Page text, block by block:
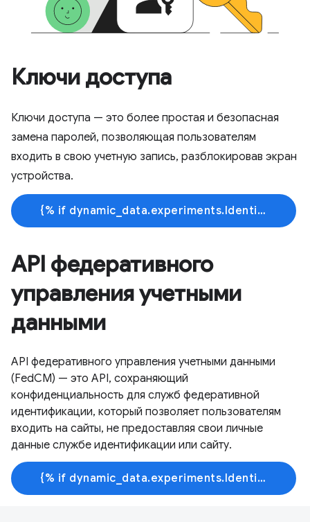
Ключи доступа
Ключи доступа — это более простая и безопасная
замена паролей, позволяющая пользователям
входить в свою учетную запись, разблокировав экран
устройства.
{% if dynamic_data.experiments.IdentityButtonTextFeature.button_variant == 'variant_a' %}Узнать больше{% else %}Начать обучение{% endif %}
API федеративного
управления учетными
данными
API федеративного управления учетными данными
(FedCM) — это API, сохраняющий
конфиденциальность для служб федеративной
идентификации, который позволяет пользователям
входить на сайты, не предоставляя свои личные
данные службе идентификации или сайту.
{% if dynamic_data.experiments.IdentityButtonTextFeature.button_variant == 'variant_a' %}Узнать больше{% else %}Начать обучение{% endif %}